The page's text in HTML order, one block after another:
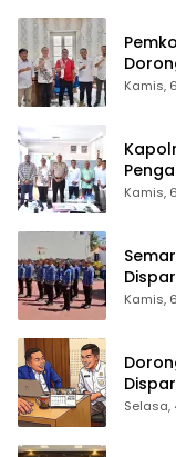
Kamis,
Kamis,
Kamis,
Para
Selasa,